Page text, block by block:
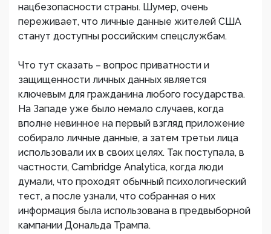
нацбезопасности страны. Шумер, очень
переживает, что личные данные жителей США
станут доступны российским спецслужбам.
Что тут сказать – вопрос приватности и
защищенности личных данных является
ключевым для гражданина любого государства.
На Западе уже было немало случаев, когда
вполне невинное на первый взгляд приложение
собирало личные данные, а затем третьи лица
использовали их в своих целях. Так поступала, в
частности, Cambridge Analytica, когда люди
думали, что проходят обычный психологический
тест, а после узнали, что собранная о них
информация была использована в предвыборной
кампании Дональда Трампа.